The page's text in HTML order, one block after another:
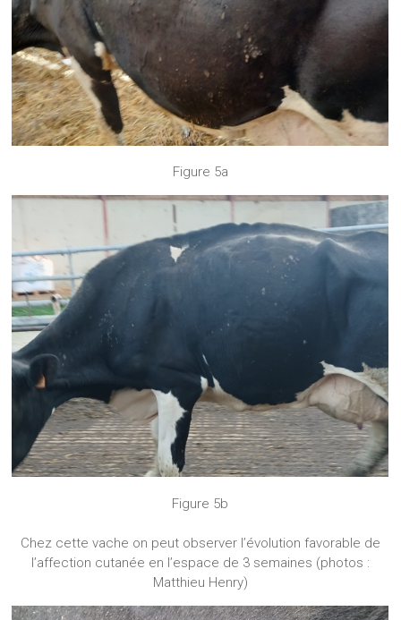
Figure 5a
Figure 5b
Chez cette vache on peut observer l’évolution favorable de
l’affection cutanée en l’espace de 3 semaines (photos :
Matthieu Henry)